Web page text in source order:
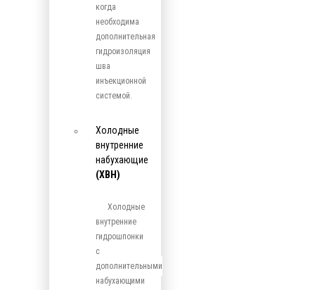
когда
необходима
дополнительная
гидроизоляция
шва
инъекционной
системой.
Холодные
внутренние
набухающие
(ХВН)
Холодные
внутренние
гидрошпонки
с
дополнительными
набухающими